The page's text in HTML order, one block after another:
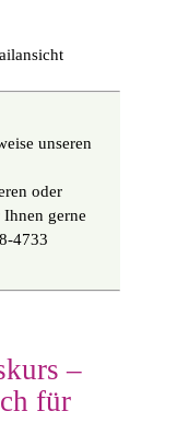
unseren
oder
gerne
4733
–
für